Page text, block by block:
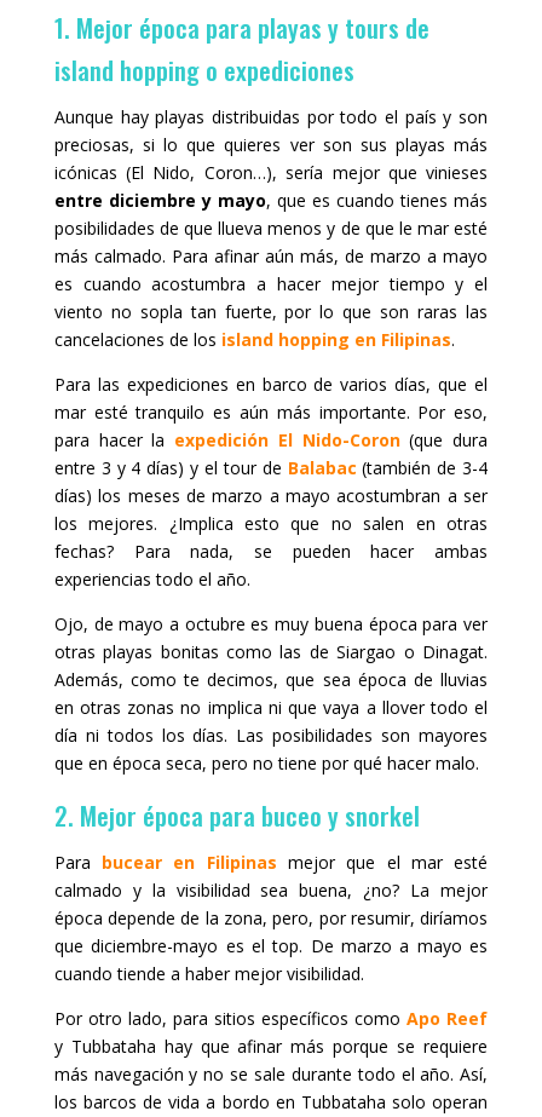
1. Mejor época para playas y tours de
island hopping o expediciones
Aunque hay playas distribuidas por todo el país y son
preciosas, si lo que quieres ver son sus playas más
icónicas (El Nido, Coron…), sería mejor que vinieses
entre diciembre y mayo, que es cuando tienes más
posibilidades de que llueva menos y de que le mar esté
más calmado. Para afinar aún más, de marzo a mayo
es cuando acostumbra a hacer mejor tiempo y el
viento no sopla tan fuerte, por lo que son raras las
cancelaciones de los island hopping en Filipinas.
Para las expediciones en barco de varios días, que el
mar esté tranquilo es aún más importante. Por eso,
para hacer la expedición El Nido-Coron(que dura
entre 3 y 4 días) y el tour de Balabac (también de 3-4
días) los meses de marzo a mayo acostumbran a ser
los mejores. ¿Implica esto que no salen en otras
fechas? Para nada, se pueden hacer ambas
experiencias todo el año.
Ojo, de mayo a octubre es muy buena época para ver
otras playas bonitas como las de Siargao o Dinagat.
Además, como te decimos, que sea época de lluvias
en otras zonas no implica ni que vaya a llover todo el
día ni todos los días. Las posibilidades son mayores
que en época seca, pero no tiene por qué hacer malo.
2. Mejor época para buceo y snorkel
Para bucear en Filipinas mejor que el mar esté
calmado y la visibilidad sea buena, ¿no? La mejor
época depende de la zona, pero, por resumir, diríamos
que diciembre-mayo es el top. De marzo a mayo es
cuando tiende a haber mejor visibilidad.
Por otro lado, para sitios específicos comoApo Reef
y Tubbataha hay que afinar más porque se requiere
más navegación y no se sale durante todo el año. Así,
los barcos de vida a bordo en Tubbataha solo operan